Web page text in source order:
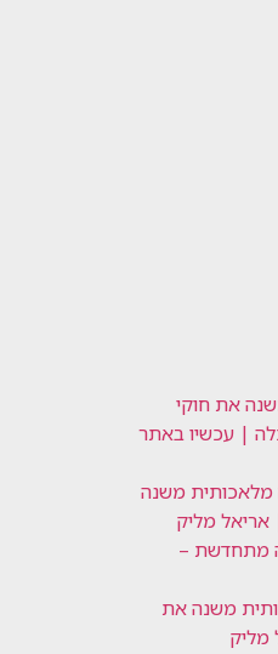
את חוקי
| עכשיו באתר
מלאכותית משנה
מליק
מתחדשת –
משנה את
מליק